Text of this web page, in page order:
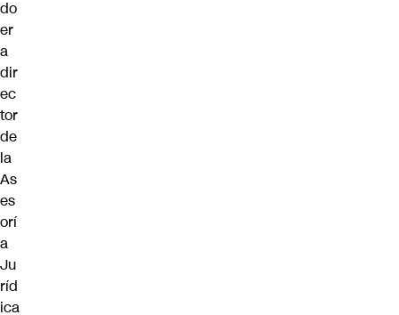
do
er
a
dir
ec
tor
de
la
As
es
orí
a
Ju
ríd
ica